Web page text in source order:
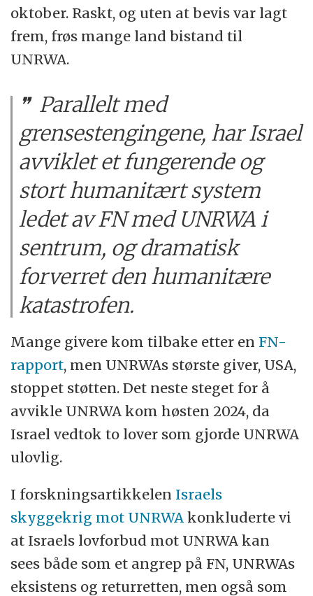
oktober. Raskt, og uten at bevis var lagt
frem, frøs mange land bistand til
UNRWA.
Parallelt med
grensestengingene, har Israel
avviklet et fungerende og
stort humanitært system
ledet av FN med UNRWA i
sentrum, og dramatisk
forverret den humanitære
katastrofen.
Mange givere kom tilbake etter enFN-
rapport, men UNRWAs største giver, USA,
stoppet støtten. Det neste steget for å
avvikle UNRWA kom høsten 2024, da
Israel vedtok to lover som gjorde UNRWA
ulovlig.
I forskningsartikkelen Israels
skyggekrig mot UNRWA konkluderte vi
at Israels lovforbud mot UNRWA kan
sees både som et angrep på FN, UNRWAs
eksistens og returretten, men også som